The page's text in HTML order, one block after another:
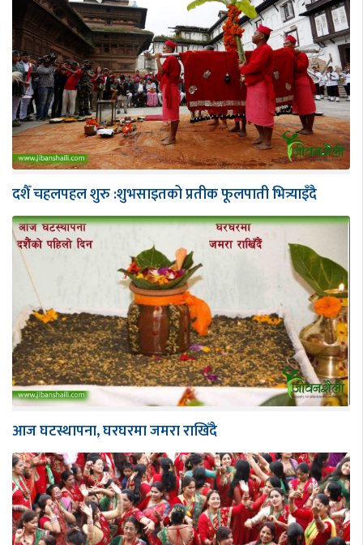
दशैँ चहलपहल शुरु :शुभसाइतको प्रतीक फूलपाती भित्र्याइँदै
आज घटस्थापना, घरघरमा जमरा राखिँदै